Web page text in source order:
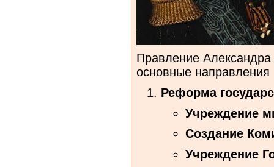
Правление
основные направления
Реформа
Учреждение
Создание
Учреждение